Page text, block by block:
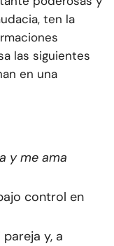
ten la
las siguientes
en una
y me ama
control en
y, a